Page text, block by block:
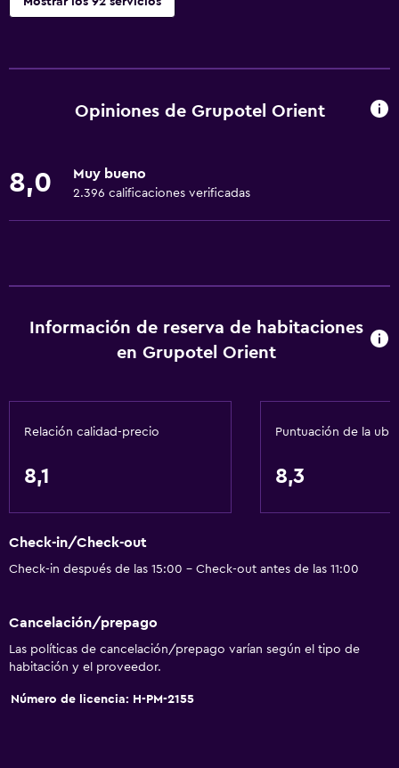
Wifi gratis
Extinguidor
Aire acondicionado
Servicios y facilidades
Salas de conferencia
Caja fuerte
Cambio de divisas
Instalaciones para reuniones
Mostrador de información turística
Recepción 24 horas
Opiniones de Grupotel Orient
8,0 Muy bueno
2.396 calificaciones verificadas
Información de reserva de habitaciones
en Grupotel Orient
Relación calidad-precio
8,1
Puntuación de la
8,3
Check-in/Check-out
Check-in después de las 15:00 - Check-out antes de las 11:00
Cancelación/prepago
Las políticas de cancelación/prepago varían según el tipo de
habitación y el proveedor.
Número de licencia: H-PM-2155